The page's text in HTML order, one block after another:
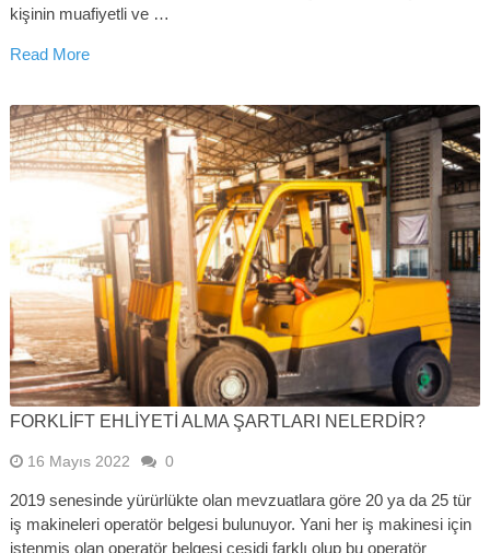
kişinin muafiyetli ve …
Read More
FORKLIFT EHLIYETI ALMA ŞARTLARI NELERDIR?
16 Mayıs 2022 0
2019 senesinde yürürlükte olan mevzuatlara göre 20 ya da 25 tür
iş makineleri operatör belgesi bulunuyor. Yani her iş makinesi için
istenmiş olan operatör belgesi çeşidi farklı olup bu operatör